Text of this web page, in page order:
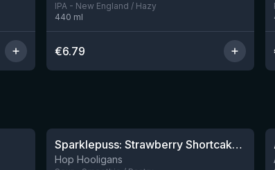
IPA - New England / Hazy
440 ml
€6.79
Nog 5Sparklepuss: Strawberry Shortcake Rum BA (2025, purple wax)
Hop Hooligans